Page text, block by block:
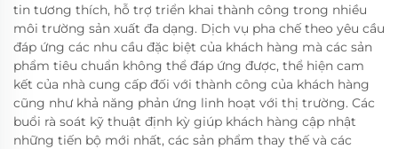
tin tương thích, hỗ trợ triển khai thành công trong nhiều
môi trường sản xuất đa dạng. Dịch vụ pha chế theo yêu cầu
đáp ứng các nhu cầu đặc biệt của khách hàng mà các sản
phẩm tiêu chuẩn không thể đáp ứng được, thể hiện cam
kết của nhà cung cấp đối với thành công của khách hàng
cũng như khả năng phản ứng linh hoạt với thị trường. Các
buổi rà soát kỹ thuật định kỳ giúp khách hàng cập nhật
những tiến bộ mới nhất, các sản phẩm thay thế và các